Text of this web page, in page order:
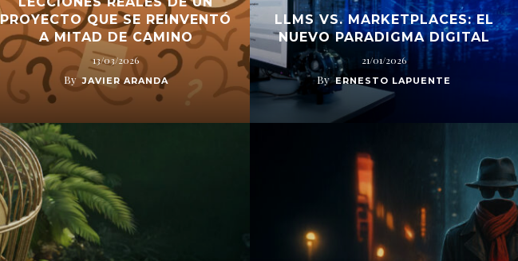
PROYECTO QUE SE REINVENTÓ
A MITAD DE CAMINO
13/03/2026
By JAVIER ARANDA
LLMS VS. MARKETPLACES: EL
NUEVO PARADIGMA DIGITAL
21/01/2026
By ERNESTO LAPUENTE